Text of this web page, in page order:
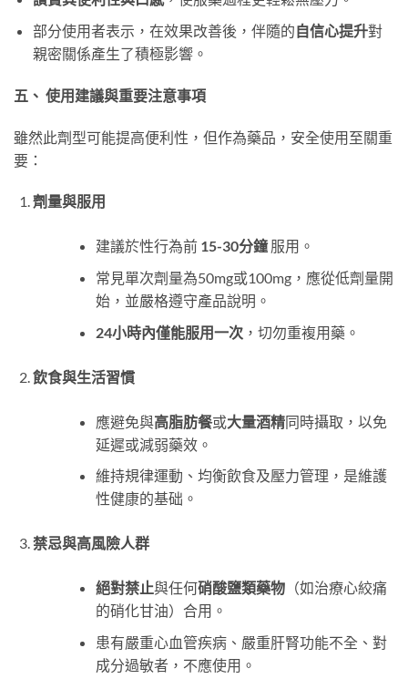
部分使用者表示，在效果改善後，伴隨的自信心提升對
親密關係產生了積極影響。
五、 使用建議與重要注意事項
雖然此劑型可能提高便利性，但作為藥品，安全使用至關重
要：
劑量與服用
建議於性行為前 15-30分鐘​ 服用。
常見單次劑量為50mg或100mg，應從低劑量開
始，並嚴格遵守產品說明。
24小時內僅能服用一次，切勿重複用藥。
飲食與生活習慣
應避免與高脂肪餐或大量酒精同時攝取，以免
延遲或減弱藥效。
維持規律運動、均衡飲食及壓力管理，是維護
性健康的基础。
禁忌與高風險人群
絕對禁止與任何硝酸鹽類藥物（如治療心絞痛
的硝化甘油）合用。
患有嚴重心血管疾病、嚴重肝腎功能不全、對
成分過敏者，不應使用。